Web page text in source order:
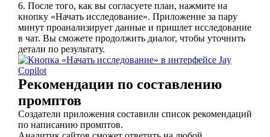
6. После того, как вы согласуете план, нажмите на
кнопку «Начать исследование». Приложение за пару
минут проанализирует данные и пришлет исследование
в чат. Вы сможете продолжить диалог, чтобы уточнить
детали по результату.
Рекомендации по составлению
промптов
Создатели приложения составили список рекомендаций
по написанию промптов.